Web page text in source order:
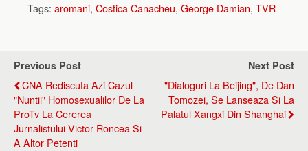
Tags: aromani, Costica Canacheu, George Damian, TVR
Previous Post
CNA Rediscuta Azi Cazul
"nuntii" Homosexualilor De La
ProTv La Cererea
Jurnalistului Victor Roncea Si
A Altor Petenti
Next Post
"Dialoguri La Beijing", De Dan
Tomozei, Se Lanseaza Si La
Palatul Xangxi Din Shanghai